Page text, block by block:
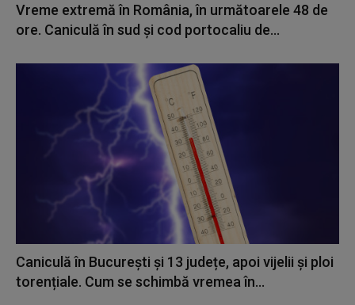
Vreme extremă în România, în următoarele 48 de
ore. Caniculă în sud și cod portocaliu de...
Caniculă în București și 13 județe, apoi vijelii și ploi
torențiale. Cum se schimbă vremea în...